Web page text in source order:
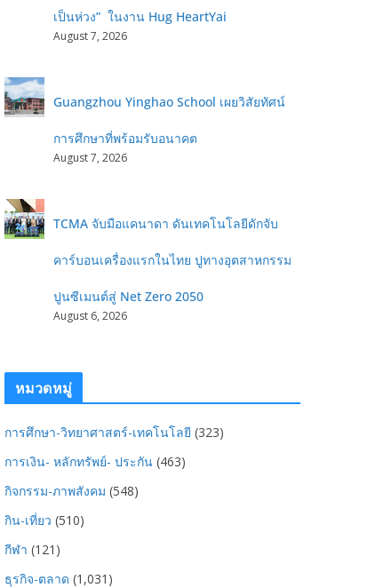
เป็นห่วง” ในงาน Hug HeartYai
August 7, 2026
Guangzhou Yinghao School เผยวิสัยทัศน์
การศึกษาที่พร้อมรับอนาคต
August 7, 2026
TCMA จับมือแคนาดา ดันเทคโนโลยีดักจับ
คาร์บอนเครื่องแรกในไทย ปูทางอุตสาหกรรม
ปูนซีเมนต์สู่ Net Zero 2050
August 6, 2026
หมวดหมู่
การศึกษา-วิทยาศาสตร์-เทคโนโลยี (323)
การเงิน- หลักทรัพย์- ประกัน (463)
กิจกรรม-ภาพสังคม (548)
กิน-เที่ยว (510)
กีฬา (121)
ธุรกิจ-ตลาด (1,031)